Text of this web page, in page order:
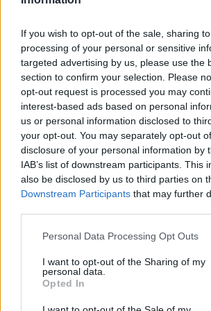
If you wish to opt-out of the sale, sharing
processing of your personal or sensitive
targeted advertising by us, please use the
section to confirm your selection. Please
opt-out request is processed you may
interest-based ads based on personal
us or personal information disclosed to
your opt-out. You may separately opt-out
disclosure of your personal information by
IAB’s list of downstream participants. This
also be disclosed by us to third parties on
Downstream Participants that may further
Please note that this website/app uses one
not limited to your visit or usage behaviour.
grant or deny consent to Google and its
use your data for below specified purposes
consent section.
Personal Data Processing Opt Outs
I want to opt-out of the Sharing of my
personal data.
Opted In
Η RAF αναζητά τον
εκπαιδευτικού Hawk –
και για νέο αεροσκάφος
11:59
Ρωσία: Δίχτυα καλύπτουν
Borei στην Καμτσάτκα –
χιλιόμετρα μακριά από